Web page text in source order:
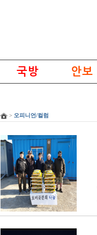
국방 안보
> 오피니언/컬럼